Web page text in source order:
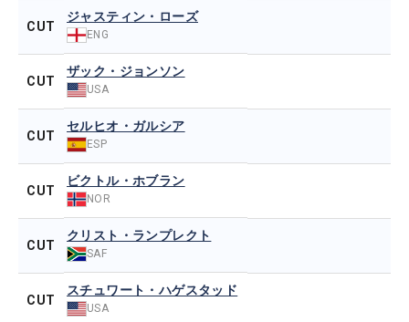
CUT
ジャスティン・ローズ
ENG
CUT
ザック・ジョンソン
USA
CUT
セルヒオ・ガルシア
ESP
CUT
ビクトル・ホブラン
NOR
CUT
クリスト・ランプレクト
SAF
CUT
スチュワート・ハゲスタッド
USA